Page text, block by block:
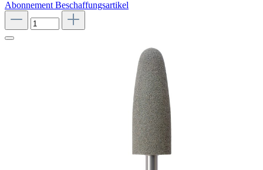
Abonnement Beschaffungsartikel